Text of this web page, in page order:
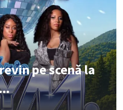
pe scenă la